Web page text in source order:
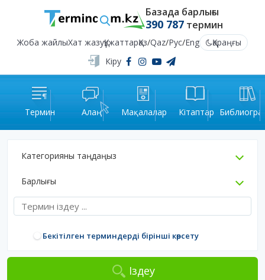
Базада барлығы
390 787термин
Жоба жайлыХат жазуҚұжаттарҚаз/Qaz/Рус/Eng
Қараңғы
Кіру
Термин Алаң Мақалалар Кітаптар
Категорияны таңдаңыз
Барлығы
Бекітілген терминдерді бірінші көрсету
Іздеу